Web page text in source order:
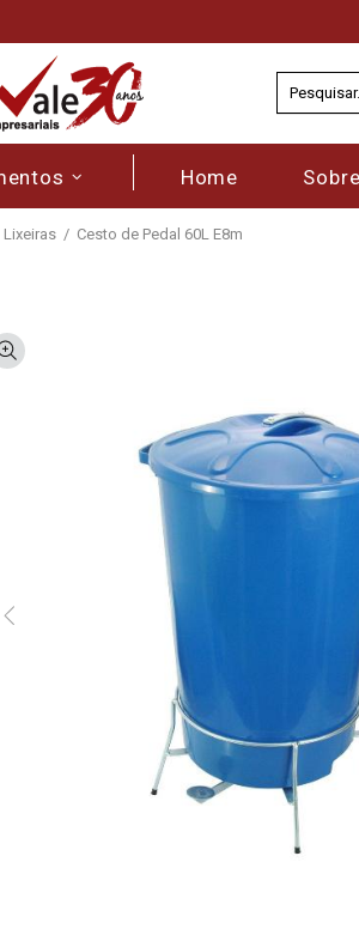
Home Sobre
Lixeiras Cesto de Pedal 60L E8m